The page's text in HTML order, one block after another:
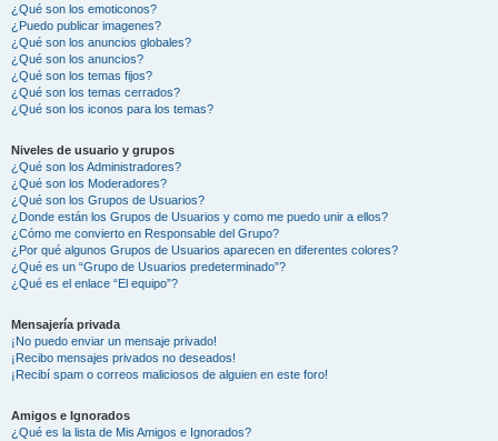
¿Qué son los emoticonos?
¿Puedo publicar imagenes?
¿Qué son los anuncios globales?
¿Qué son los anuncios?
¿Qué son los temas fijos?
¿Qué son los temas cerrados?
¿Qué son los iconos para los temas?
Niveles de usuario y grupos
¿Qué son los Administradores?
¿Qué son los Moderadores?
¿Qué son los Grupos de Usuarios?
¿Donde están los Grupos de Usuarios y como me puedo unir a ellos?
¿Cómo me convierto en Responsable del Grupo?
¿Por qué algunos Grupos de Usuarios aparecen en diferentes colores?
¿Qué es un “Grupo de Usuarios predeterminado”?
¿Qué es el enlace “El equipo”?
Mensajería privada
¡No puedo enviar un mensaje privado!
¡Recibo mensajes privados no deseados!
¡Recibí spam o correos maliciosos de alguien en este foro!
Amigos e Ignorados
¿Qué es la lista de Mis Amigos e Ignorados?